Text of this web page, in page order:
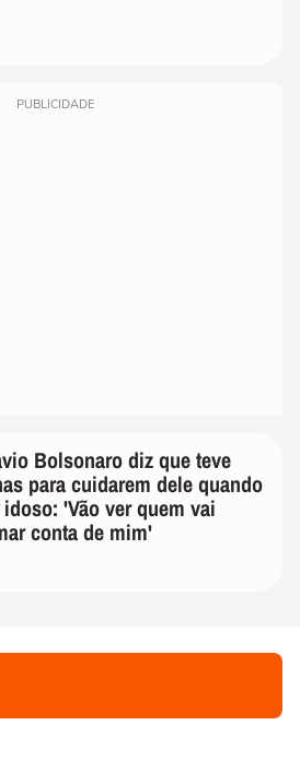
PUBLICIDADE
Bolsonaro diz que teve
para cuidarem dele quando
'Vão ver quem vai
conta de mim'